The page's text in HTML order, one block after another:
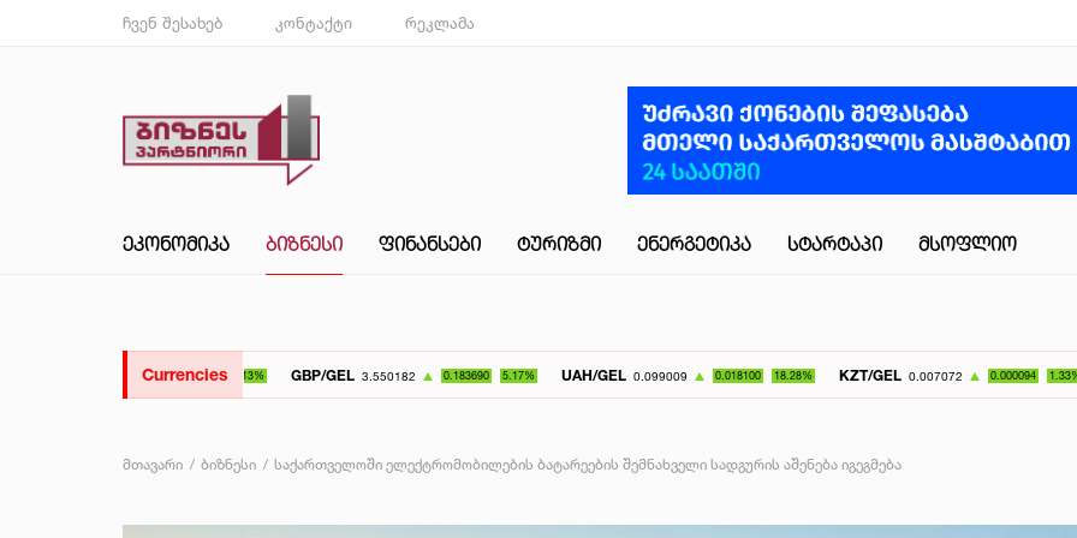
ჩვენ შესახებ კონტაქტი რეკლამა
ᲔᲙᲝᲜᲝᲛᲘᲙᲐ ᲑᲘᲖᲜᲔᲡᲘ ᲤᲘᲜᲐᲜᲡᲔᲑᲘ ᲢᲣᲠᲘᲖᲛᲘ ᲔᲜᲔᲠᲒᲔᲢᲘᲙᲐ ᲡᲢᲐᲠᲢᲐᲞᲘ ᲛᲡᲝᲤᲚᲘᲝ
CurrenciesGBP/GEL 3.550182 0.183690 5.17% UAH/GEL 0.099009 0.018100 18.28% KZT/GEL 0.007072 0.000094 1.33% UZS/
მთავარი ბიზნესი საქართველოში ელექტრომობილების ბატარეების შემნახველი სადგურის აშენება იგეგმება